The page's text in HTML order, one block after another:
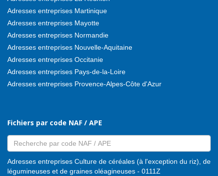
Adresses entreprises Martinique
Adresses entreprises Mayotte
Adresses entreprises Normandie
Adresses entreprises Nouvelle-Aquitaine
Adresses entreprises Occitanie
Adresses entreprises Pays-de-la-Loire
Adresses entreprises Provence-Alpes-Côte d'Azur
Fichiers par code NAF / APE
Adresses entreprises Culture de céréales (à l'exception du riz), de
légumineuses et de graines oléagineuses - 0111Z